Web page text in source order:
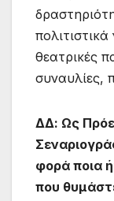
θεατρικές
συναυλίες,
ΔΔ: Ως
φορά ποια
που